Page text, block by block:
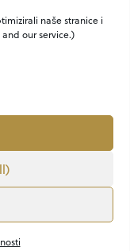
naše stranice i
our service.)
PRIVATNOST